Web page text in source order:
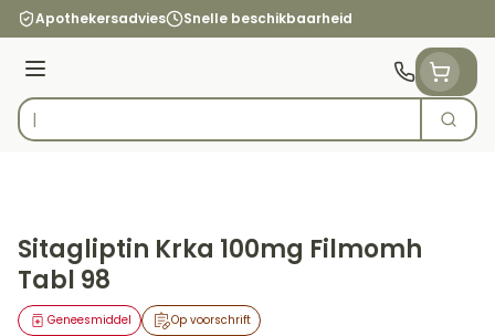
Ga naar de inhoud
Apothekersadvies Snelle beschikbaarheid
Menu
Product, merk, categorie...
Zoek
Sitagliptin Krka 100mg Filmomh
Tabl 98
Op voorschrift
Geneesmiddel